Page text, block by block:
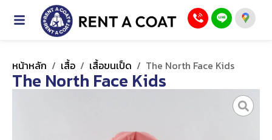
หน้าหลัก / เสื้อ / เสื้อขนเป็ด / The North Face Kids
The North Face Kids